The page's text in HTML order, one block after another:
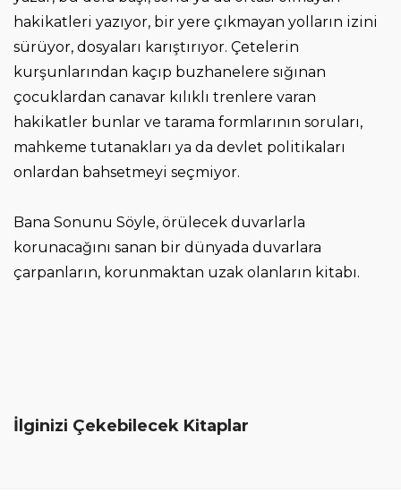
hakikatleri yazıyor, bir yere çıkmayan yolların izini
sürüyor, dosyaları karıştırıyor. Çetelerin
kurşunlarından kaçıp buzhanelere sığınan
çocuklardan canavar kılıklı trenlere varan
hakikatler bunlar ve tarama formlarının soruları,
mahkeme tutanakları ya da devlet politikaları
onlardan bahsetmeyi seçmiyor.
Bana Sonunu Söyle, örülecek duvarlarla
korunacağını sanan bir dünyada duvarlara
çarpanların, korunmaktan uzak olanların kitabı.
İlginizi Çekebilecek Kitaplar